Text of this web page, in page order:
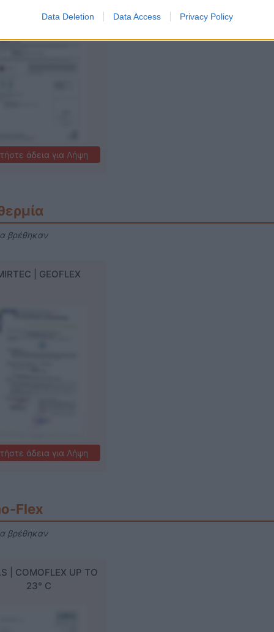
Data Deletion Data Access Privacy Policy
άδεια για Λήψη
βρέθηκαν
| GEOFLEX
Γεωθερμία
άδεια για Λήψη
Flex
βρέθηκαν
| COMOFLEX UP TO
23° C
Como-Flex